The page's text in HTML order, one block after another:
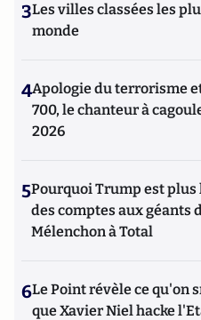
3Les villes classées les
monde
4Apologie du terrorisme
700, le chanteur à
2026
5Pourquoi Trump est
des comptes aux géants
Mélenchon à Total
6Le Point révèle ce qu'on
que Xavier Niel hacke